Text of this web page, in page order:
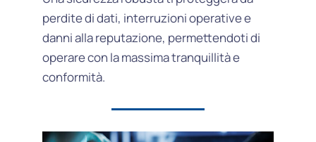
perdite di dati, interruzioni operative e
danni alla reputazione, permettendoti di
operare con la massima tranquillità e
conformità.